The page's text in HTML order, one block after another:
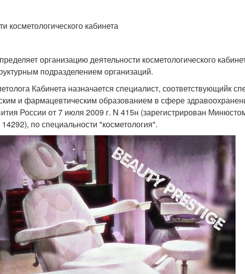
косметологического кабинета
организацию деятельности косметологического
подразделением организаций.
Кабинета назначается специалист, соответствующийк
и фармацевтическим образованием в сфере
России от 7 июля 2009 г. N 415н (зарегистрирован
по специальности "косметология".